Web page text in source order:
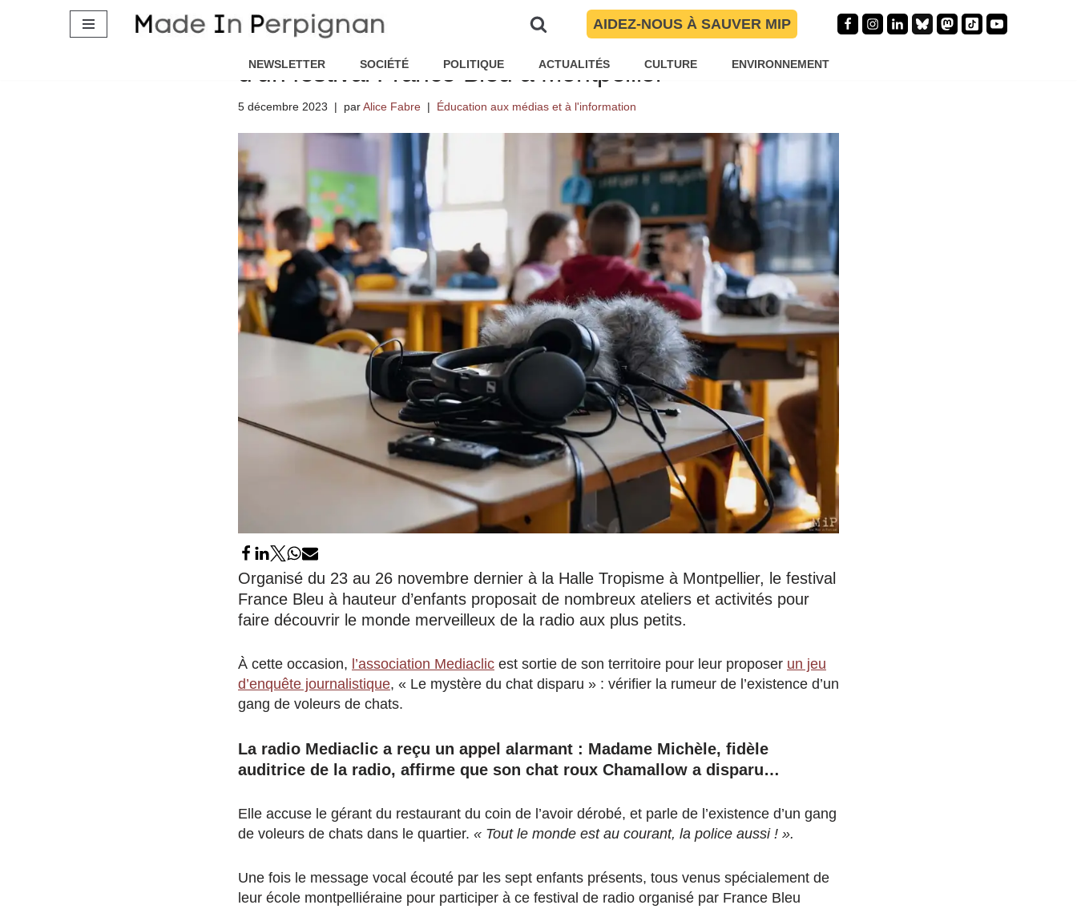
AIDEZ-NOUS À SAUVER MIP
NEWSLETTER SOCIÉTÉ POLITIQUE ACTUALITÉS CULTURE ENVIRONNEMENT
Des enfants dans la peau de journalistes radio lors
d’un festival France Bleu à Montpellier
5 décembre 2023 parAlice Fabre Éducation aux médias et à l'information
Organisé du 23 au 26 novembre dernier à la Halle Tropisme à Montpellier, le festival
France Bleu à hauteur d’enfants proposait de nombreux ateliers et activités pour
faire découvrir le monde merveilleux de la radio aux plus petits.
À cette occasion, l’association Mediaclic est sortie de son territoire pour leur proposer un jeu
d’enquête journalistique, « Le mystère du chat disparu » : vérifier la rumeur de l’existence d’un
gang de voleurs de chats.
La radio Mediaclic a reçu un appel alarmant : Madame Michèle, fidèle
auditrice de la radio, affirme que son chat roux Chamallow a disparu…
Elle accuse le gérant du restaurant du coin de l’avoir dérobé, et parle de l’existence d’un gang
de voleurs de chats dans le quartier. « Tout le monde est au courant, la police aussi ! ».
Une fois le message vocal écouté par les sept enfants présents, tous venus spécialement de
leur école montpelliéraine pour participer à ce festival de radio organisé par France Bleu